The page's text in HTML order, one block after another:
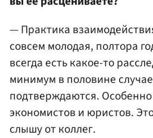
— Практика
совсем молодая, полтора
всегда есть какое-то
минимум в половине
подтверждаются. Особенно
экономистов и юристов.
слышу от коллег.